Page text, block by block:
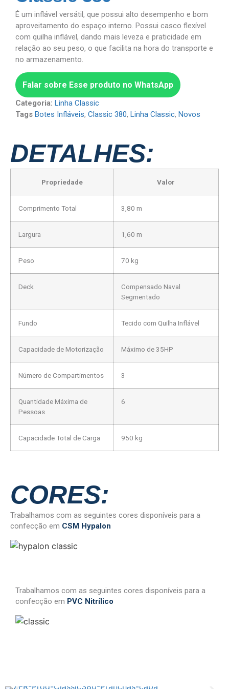
É um inflável versátil, que possui alto desempenho e bom
aproveitamento do espaço interno. Possui casco flexível
com quilha inflável, dando mais leveza e praticidade em
relação ao seu peso, o que facilita na hora do transporte e
no armazenamento.
Falar sobre Esse produto no WhatsApp
Categoria: Linha Classic
Tags Botes Infláveis, Classic 380, Linha Classic, Novos
DETALHES:
Propriedade Valor
Comprimento Total 3,80 m
Largura 1,60 m
Peso 70 kg
Deck
Compensado Naval
Segmentado
Fundo Tecido com Quilha Inflável
Capacidade de Motorização Máximo de 35HP
Número de Compartimentos 3
Quantidade Máxima de
Pessoas
6
Capacidade Total de Carga 950 kg
CORES:
Trabalhamos com as seguintes cores disponíveis para a
confecção em CSM Hypalon
Trabalhamos com as seguintes cores disponíveis para a
confecção em PVC Nitrílico